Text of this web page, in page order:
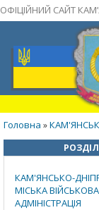
ОФІЦІЙНИЙ САЙТ
Головна »
КАМ'ЯНСЬКО-
МІСЬКА ВІЙСЬКОВА
АДМІНІСТРАЦІЯ